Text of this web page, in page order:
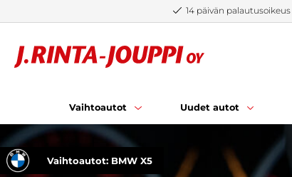
14 päivän palautusoikeus
Vaihtoautot Uudet autot
Vaihtoautot: BMW X5